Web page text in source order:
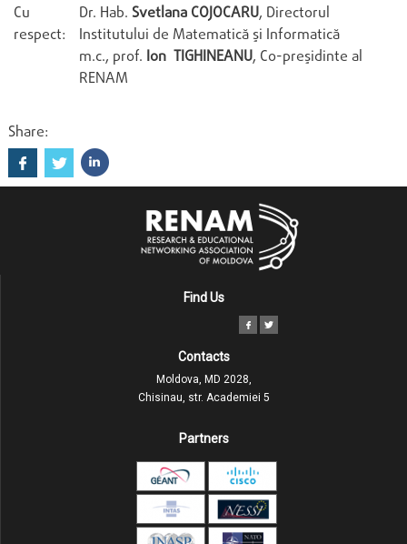
Cu
respect:
Dr. Hab. Svetlana COJOCARU, Directorul
Institutului de Matematică şi Informatică
m.c., prof. Ion TIGHINEANU, Co-preşidinte al
RENAM
Share:
Find Us
Contacts
Moldova, MD 2028,
Chisinau, str. Academiei 5
Partners